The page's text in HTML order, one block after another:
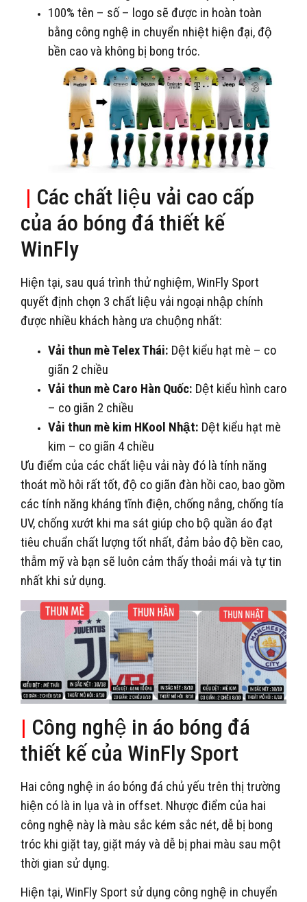
100% tên – số – logo sẽ được in hoàn toàn
bằng công nghệ in chuyển nhiệt hiện đại, độ
bền cao và không bị bong tróc.
| Các chất liệu vải cao cấp
của áo bóng đá thiết kế
WinFly
Hiện tại, sau quá trình thử nghiệm, WinFly Sport
quyết định chọn 3 chất liệu vải ngoại nhập chính
được nhiều khách hàng ưa chuộng nhất:
Vải thun mè Telex Thái: Dệt kiểu hạt mè – co
giãn 2 chiều
Vải thun mè Caro Hàn Quốc: Dệt kiểu hình caro
– co giãn 2 chiều
Vải thun mè kim HKool Nhật: Dệt kiểu hạt mè
kim – co giãn 4 chiều
Ưu điểm của các chất liệu vải này đó là tính năng
thoát mồ hôi rất tốt, độ co giãn đàn hồi cao, bao gồm
các tính năng kháng tĩnh điện, chống nắng, chống tía
UV, chống xướt khi ma sát giúp cho bộ quần áo đạt
tiêu chuẩn chất lượng tốt nhất, đảm bảo độ bền cao,
thẫm mỹ và bạn sẽ luôn cảm thấy thoải mái và tự tin
nhất khi sử dụng.
| Công nghệ in áo bóng đá
thiết kế của WinFly Sport
Hai công nghệ in áo bóng đá chủ yếu trên thị trường
hiện có là in lụa và in offset. Nhược điểm của hai
công nghệ này là màu sắc kém sắc nét, dễ bị bong
tróc khi giặt tay, giặt máy và dễ bị phai màu sau một
thời gian sử dụng.
Hiện tại, WinFly Sport sử dụng công nghệ in chuyển